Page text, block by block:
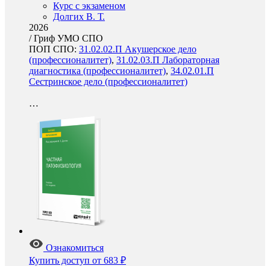
Курс с экзаменом
Долгих В. Т.
2026
/Гриф УМО СПО
ПОП СПО: 31.02.02.П Акушерское дело
(профессионалитет), 31.02.03.П Лабораторная
диагностика (профессионалитет), 34.02.01.П
Сестринское дело (профессионалитет)
…
Ознакомиться
Купить доступ от 683 ₽